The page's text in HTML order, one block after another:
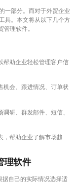
一部分。而对于外贸企业
具。本文将从以下几个方
理软件。
帮助企业轻松管理客户信
机会、跟进情况、订单状
研、群发邮件、短信、
，帮助企业了解市场趋
理软件
自己的实际情况选择适